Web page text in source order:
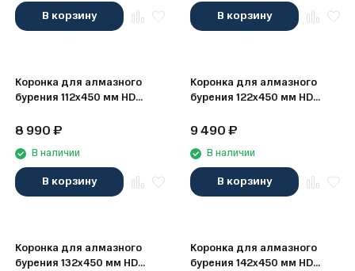
В корзину В корзину
Коронка для алмазного
бурения 112х450 мм HD
8 990₽
В наличии
В корзину
Коронка для алмазного
бурения 122х450 мм HD
9 490₽
В наличии
В корзину
Коронка для алмазного
бурения 132х450 мм HD
Коронка для алмазного
бурения 142х450 мм HD